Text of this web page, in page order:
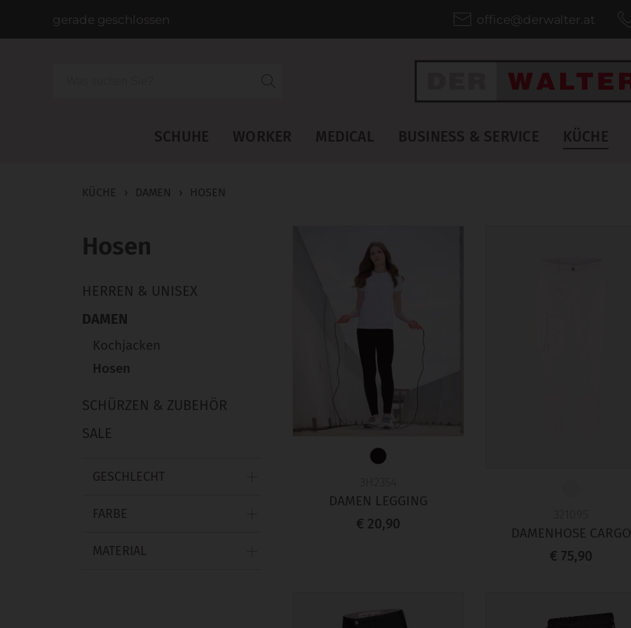
gerade geschlossen office@derwalter.at
SCHUHE WORKER MEDICAL BUSINESS & SERVICE KÜCHE
KÜCHE › DAMEN › HOSEN
Hosen
HERREN & UNISEX
DAMEN
Kochjacken
Hosen
SCHÜRZEN & ZUBEHÖR
SALE
GESCHLECHT
MATERIAL
FARBE
DAMEN LEGGING
€ 20,90
DAMENHOSE CARGO
€ 75,90